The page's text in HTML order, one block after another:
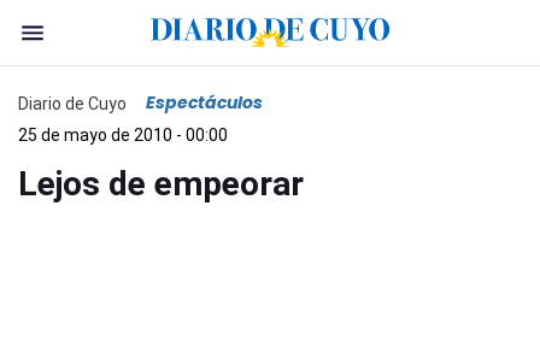
Diario de Cuyo Espectáculos
25 de mayo de 2010 - 00:00
Lejos de empeorar